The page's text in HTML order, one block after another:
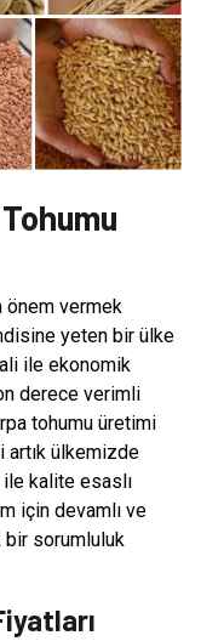
önem vermek
yeten bir ülke
ile ekonomik
derece verimli
tohumu üretimi
ülkemizde
ile kalite esaslı
için devamlı ve
sorumluluk